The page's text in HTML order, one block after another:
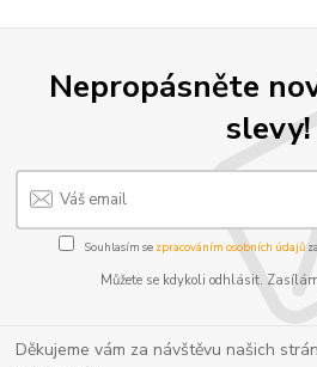
Nepropásněte
slevy!
Souhlasím se zpracováním osobních údajů
Můžete se kdykoli odhlásit.
Děkujeme vám za návštěvu našich